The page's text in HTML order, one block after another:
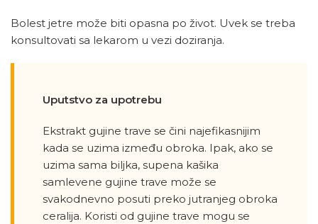
Bolest jetre može biti opasna po život. Uvek se treba
konsultovati sa lekarom u vezi doziranja.
Uputstvo za upotrebu
Ekstrakt gujine trave se čini najefikasnijim
kada se uzima između obroka. Ipak, ako se
uzima sama biljka, supena kašika
samlevene gujine trave može se
svakodnevno posuti preko jutranjeg obroka
ceralija. Koristi od gujine trave mogu se